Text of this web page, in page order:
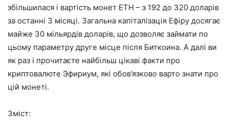
збільшилася і вартість монет ЕТН – з 192 до 320 доларів
за останні 3 місяці. Загальна капіталізація Ефіру досягає
майже 30 мільярдів доларів, що дозволяє займати по
цьому параметру друге місце після Биткоина. А далі ви
як раз і прочитаєте найбільш цікаві факти про
криптовалюте Эфириум, які обов’язково варто знати про
цій монеті.
Зміст: